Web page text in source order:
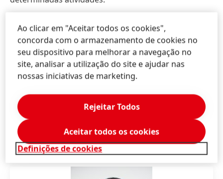
Uma gestão segura e proativa em usinas permite
entregar o máximo de energia possível utilizando
todo recurso de biomassa disponível, rentabilizando
o negócio ao máximo possível, além de ajudar ao
meio ambiente.
*Weder Queiroz, Gerente de Vendas da Henkel
Ao clicar em "Aceitar todos os cookies",
concorda com o armazenamento de cookies no
seu dispositivo para melhorar a navegação no
site, analisar a utilização do site e ajudar nas
nossas iniciativas de marketing.
Definições de cookies
Rejeitar Todos
Aceitar todos os cookies